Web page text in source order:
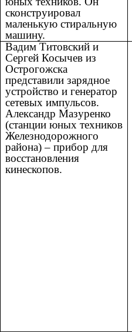
сконструировал
маленькую стиральную
машину.
Вадим Титовский и
Сергей Косычев из
Острогожска
представили зарядное
устройство и генератор
сетевых импульсов.
Александр Мазуренко
(станции юных техников
Железнодорожного
района) – прибор для
восстановления
кинескопов.